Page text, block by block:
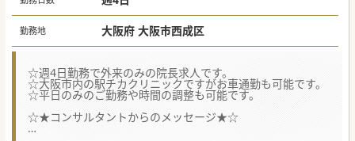
勤務地 大阪府 大阪市西成区
☆週4日勤務で外来のみの院長求人です。
☆大阪市内の駅チカクリニックですがお車通勤も可能です。
☆平日のみのご勤務や時間の調整も可能です。
☆★コンサルタントからのメッセージ★☆